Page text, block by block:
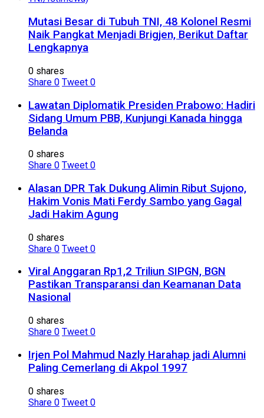
Mutasi Besar di Tubuh TNI, 48 Kolonel Resmi
Naik Pangkat Menjadi Brigjen, Berikut Daftar
Lengkapnya
0 shares
Share 0 Tweet 0
Lawatan Diplomatik Presiden Prabowo: Hadiri
Sidang Umum PBB, Kunjungi Kanada hingga
Belanda
0 shares
Share 0 Tweet 0
Alasan DPR Tak Dukung Alimin Ribut Sujono,
Hakim Vonis Mati Ferdy Sambo yang Gagal
Jadi Hakim Agung
0 shares
Share 0 Tweet 0
Viral Anggaran Rp1,2 Triliun SIPGN, BGN
Pastikan Transparansi dan Keamanan Data
Nasional
0 shares
Share 0 Tweet 0
Irjen Pol Mahmud Nazly Harahap jadi Alumni
Paling Cemerlang di Akpol 1997
0 shares
Share 0 Tweet 0